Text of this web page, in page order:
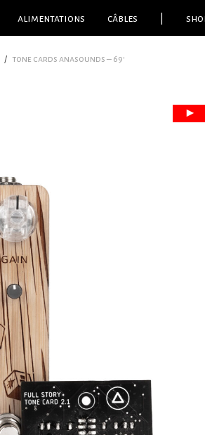
alimentations câbles
/ tone cards anasounds – 69′